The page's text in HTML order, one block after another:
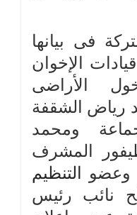
فى بيانها
الإخوان
الأراضى
رياض الشقفة
ومحمد
المشرف
وعضو
التنظيم
نائب رئيس